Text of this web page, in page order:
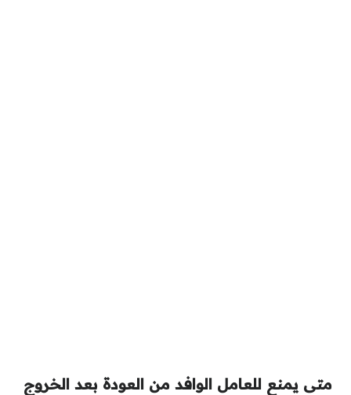
متى يمنع للعامل الوافد من العودة بعد الخروج